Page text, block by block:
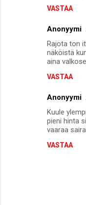
VASTAA
Anonyymi
Rajota ton
näköistä
aina
VASTAA
Anonyymi
Kuule
pieni hinta
vaaraa
VASTAA